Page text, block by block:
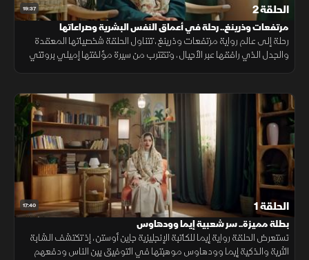
19:37 الحلقة 2
مرتفعات وذرينغ.. رحلة في أعماق النفس البشرية وصراعاتها
رحلة إلى عالم رواية مرتفعات وذرينغ، تتناول الحلقة شخصياتها المعقدة
والجدل الذي رافقها عبر الأجيال، وتقترب من سيرة مؤلفتها إميلي برونتي
17:40 الحلقة 1
بطلة مميزة.. سر شعبية إيما وودهاوس
تستعرض الحلقة رواية إيما للكاتبة الإنجليزية جاين أوستن، إذ تكتشف الشابة
الثرية والذكية إيما وودهاوس موهبتها في التوفيق بين الناس ودفعهم